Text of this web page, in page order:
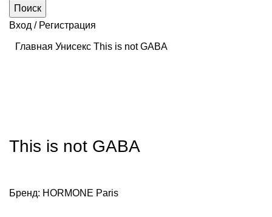
Поиск
Вход / Регистрация
Главная Унисекс This is not GABA
This is not GABA
Бренд: HORMONE Paris